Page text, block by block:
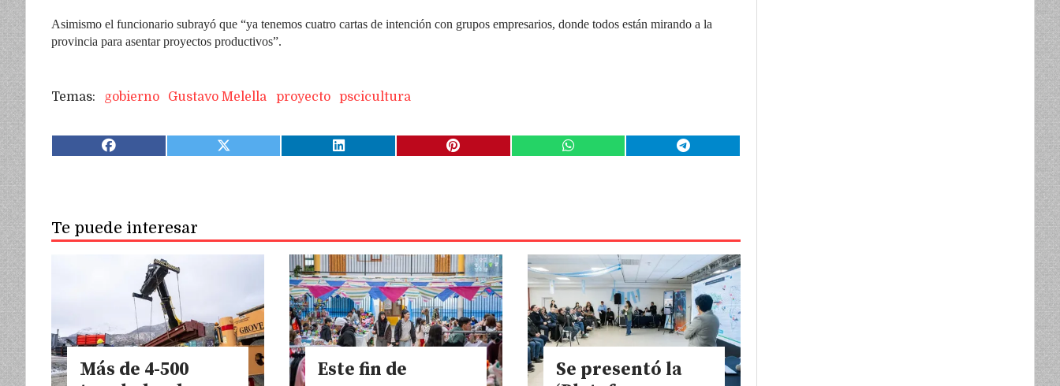
Asimismo el funcionario subrayó que “ya tenemos cuatro cartas de intención con grupos empresarios, donde todos están mirando a la
provincia para asentar proyectos productivos”.
gobierno Gustavo Melella proyecto pscicultura
Te puede interesar
Más de 4-500
Este fin de
Se presentó la